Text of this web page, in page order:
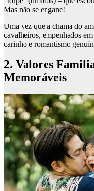
Mas não se engane!
Uma vez que a chama do
cavalheiros, empenhados
carinho e romantismo
2. Valores
Memoráveis